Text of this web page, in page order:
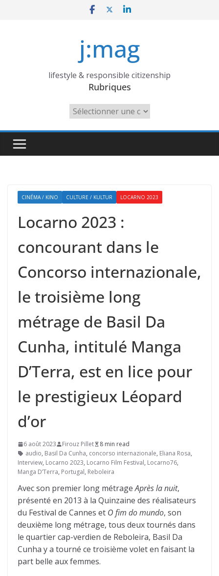
j:mag
lifestyle & responsible citizenship
Rubriques
Rubriques
CINÉMA / KINO CULTURE / KULTUR LOCARNO 2023
Locarno 2023 :
concourant dans le
Concorso internazionale,
le troisième long
métrage de Basil Da
Cunha, intitulé Manga
D’Terra, est en lice pour
le prestigieux Léopard
d’or
6 août 2023 Firouz Pillet
8 min read
audio, Basil Da Cunha, concorso internazionale, Eliana Rosa,
Interview, Locarno 2023, Locarno Film Festival, Locarno76,
Manga D’Terra, Portugal, Reboleira
Avec son premier long métrageAprès la nuit,
présenté en 2013 à la Quinzaine des réalisateurs
du Festival de Cannes et O fim do mundo, son
deuxième long métrage, tous deux tournés dans
le quartier cap-verdien de Reboleira, Basil Da
Cunha y a tourné ce troisième volet en faisant la
part belle aux femmes.